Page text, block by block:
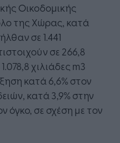
Οικοδομικής
της Χώρας, κατά
σε 1.441
σε 266,8
χιλιάδες m3
κατά 6,6% στον
κατά 3,9% στην
όγκο, σε σχέση με τον